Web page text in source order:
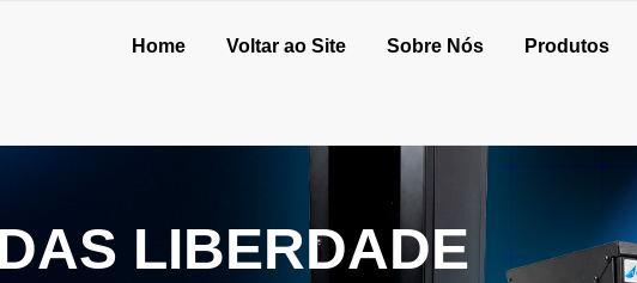
Home Voltar ao Site Sobre Nós Produtos
LIBERDADE